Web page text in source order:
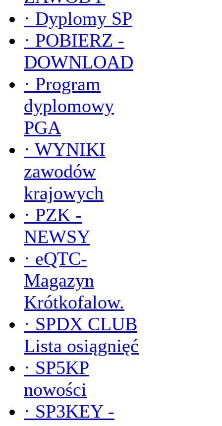
· Dyplomy SP
· POBIERZ -
DOWNLOAD
· Program
dyplomowy
PGA
· WYNIKI
zawodów
krajowych
· PZK -
NEWSY
· eQTC-
Magazyn
Krótkofalow.
· SPDX CLUB
Lista osiągnięć
· SP5KP
nowości
· SP3KEY -